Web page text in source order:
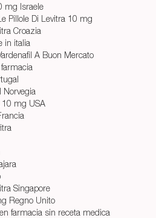
mg Israele
Pillole Di Levitra 10 mg
Croazia
in italia
A Buon Mercato
Norvegia
mg USA
Singapore
Regno Unito
farmacia sin receta medica